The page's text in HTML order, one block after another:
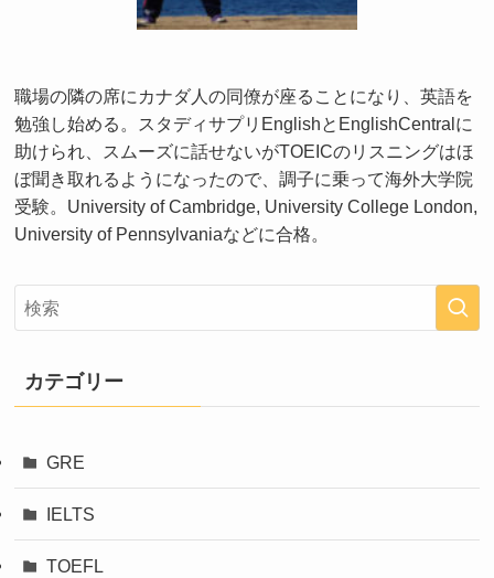
職場の隣の席にカナダ人の同僚が座ることになり、英語を
勉強し始める。スタディサプリEnglishとEnglishCentralに
助けられ、スムーズに話せないがTOEICのリスニングはほ
ぼ聞き取れるようになったので、調子に乗って海外大学院
受験。University of Cambridge, University College London,
University of Pennsylvaniaなどに合格。
カテゴリー
GRE
IELTS
TOEFL